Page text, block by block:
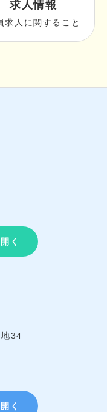
求人情報
求人に関すること
く
34
く